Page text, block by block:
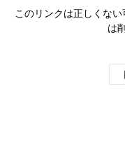
このリンクは正しくな
は